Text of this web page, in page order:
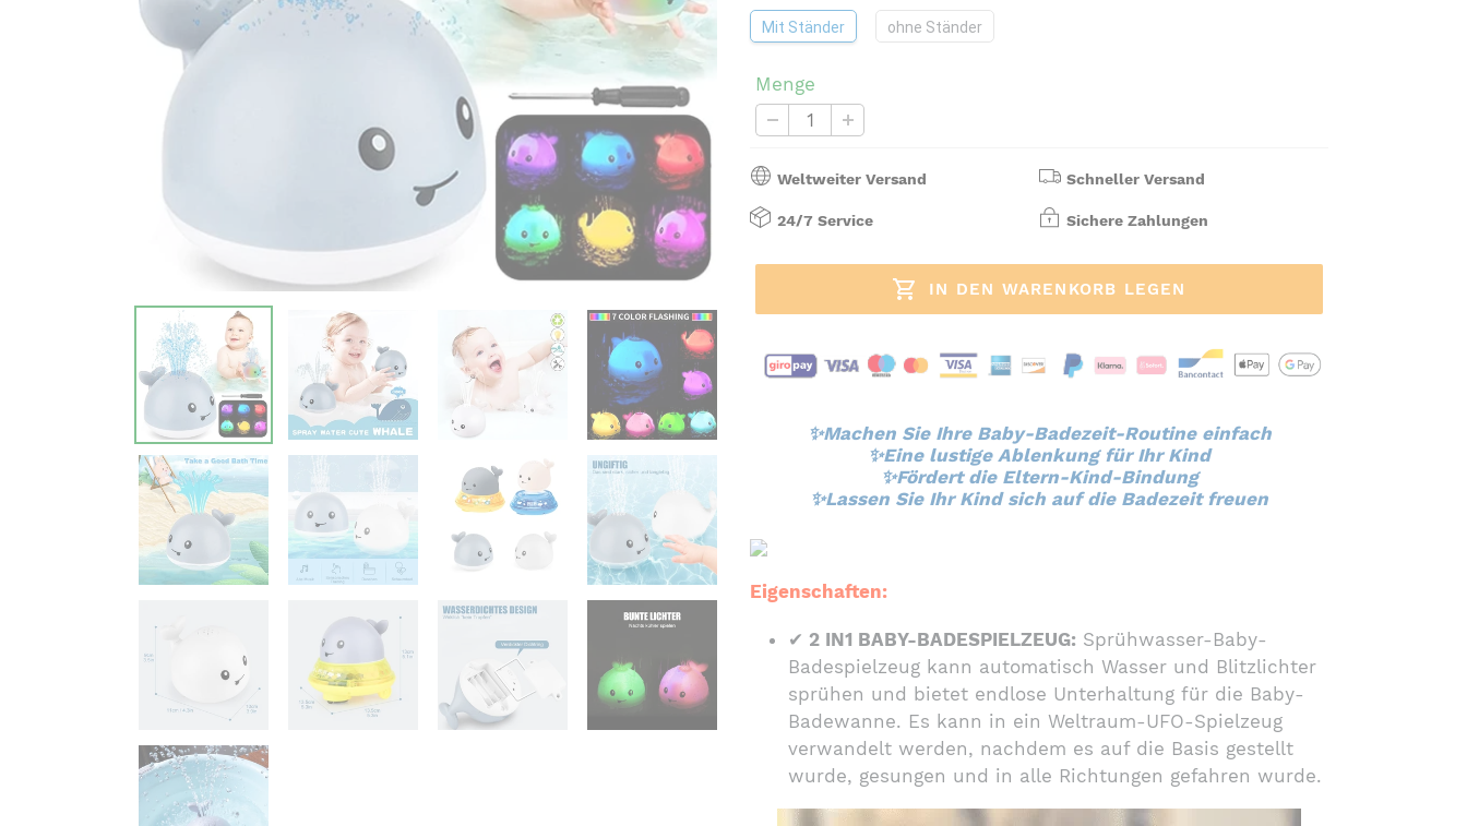
Mit Ständer ohne Ständer
Menge
Weltweiter Versand Schneller Versand
24/7 Service Sichere Zahlungen
IN DEN WARENKORB LEGEN
hinzugefügt
✨Machen Sie Ihre Baby-Badezeit-Routine einfach
✨Eine lustige Ablenkung für Ihr Kind
✨Fördert die Eltern-Kind-Bindung
✨Lassen Sie Ihr Kind sich auf die Badezeit freuen
Eigenschaften:
✔ 2 IN1 BABY-BADESPIELZEUG: Sprühwasser-Baby-
Badespielzeug kann automatisch Wasser und Blitzlichter
sprühen und bietet endlose Unterhaltung für die Baby-
Badewanne. Es kann in ein Weltraum-UFO-Spielzeug
verwandelt werden, nachdem es auf die Basis gestellt
wurde, gesungen und in alle Richtungen gefahren wurde.